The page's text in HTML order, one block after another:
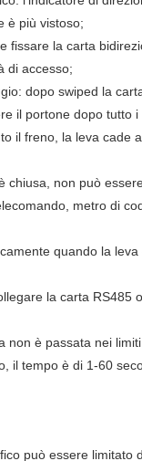
è più vistoso;
fissare la carta
di accesso;
dopo swiped la
il portone dopo tutto i
il freno, la leva cade
non può
metro di
quando la
la carta RS485
è passata nei
il tempo è di 1-60
può essere limitato